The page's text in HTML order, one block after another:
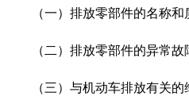
（一）排放零部件的名称和
（二）排放零部件的异常
（三）与机动车排放有关